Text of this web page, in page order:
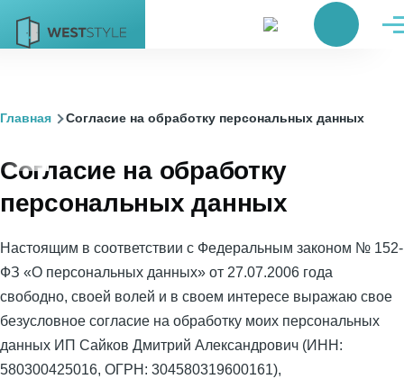
Поиск
Строка
Главная Согласие на обработку персональных данных
Согласие на обработку
персональных данных
Настоящим в соответствии с Федеральным законом № 152-
ФЗ «О персональных данных» от 27.07.2006 года
свободно, своей волей и в своем интересе выражаю свое
безусловное согласие на обработку моих персональных
данных ИП Сайков Дмитрий Александрович (ИНН:
580300425016, ОГРН: 304580319600161),